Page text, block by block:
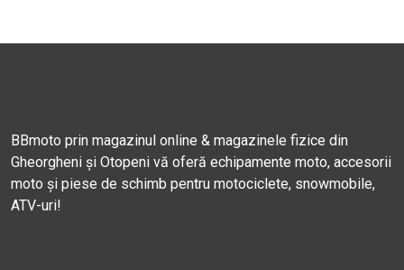
BBmoto prin magazinul online & magazinele fizice din
Gheorgheni și Otopeni vă oferă echipamente moto, accesorii
moto și piese de schimb pentru motociclete, snowmobile,
ATV-uri!